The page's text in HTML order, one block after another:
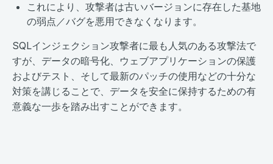
これにより、攻撃者は古いバージョンに存在した基地
の弱点／バグを悪用できなくなります。
SQLインジェクション攻撃者に最も人気のある攻撃法で
すが、データの暗号化、ウェブアプリケーションの保護
およびテスト、そして最新のパッチの使用などの十分な
対策を講じることで、データを安全に保持するための有
意義な一歩を踏み出すことができます。